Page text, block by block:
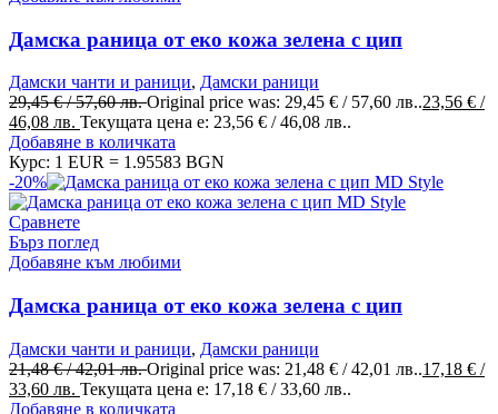
Дамска раница от еко кожа зелена с цип
Дамски чанти и раници, Дамски раници
29,45€/ 57,60 лв.Original price was: 29,45 € / 57,60 лв..23,56 € /
46,08 лв. Текущата цена е: 23,56 € / 46,08 лв..
Добавяне в количката
Курс: 1 EUR = 1.95583 BGN
-20%
Сравнете
Бърз поглед
Добавяне към любими
Дамска раница от еко кожа зелена с цип
Дамски чанти и раници, Дамски раници
21,48€/ 42,01 лв.Original price was: 21,48 € / 42,01 лв..17,18 € /
33,60 лв. Текущата цена е: 17,18 € / 33,60 лв..
Добавяне в количката